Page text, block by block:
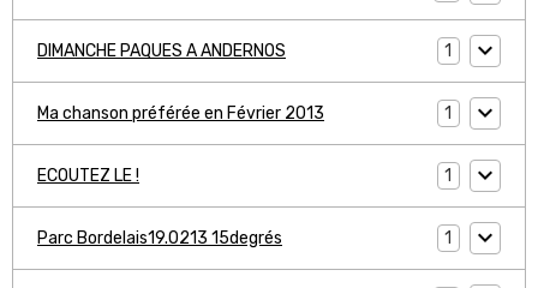
DIMANCHE PAQUES A ANDERNOS 1
Ma chanson préférée en Février 2013 1
ECOUTEZ LE ! 1
Parc Bordelais19.0213 15degrés 1